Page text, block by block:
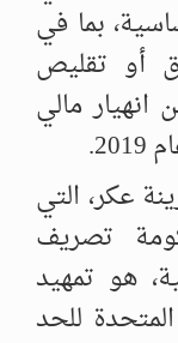
بما في
أو تقليص
انهيار مالي
عكر، التي
تصريف
هو تمهيد
للحد